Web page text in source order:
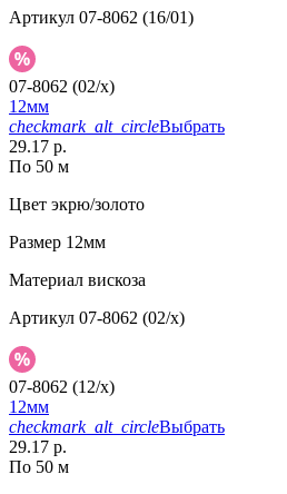
Артикул 07-8062 (16/01)
07-8062 (02/x)
12мм
checkmark_alt_circleВыбрать
29.17 р.
По 50 м
Цвет экрю/золото
Размер 12мм
Материал вискоза
Артикул 07-8062 (02/x)
07-8062 (12/x)
12мм
checkmark_alt_circleВыбрать
29.17 р.
По 50 м